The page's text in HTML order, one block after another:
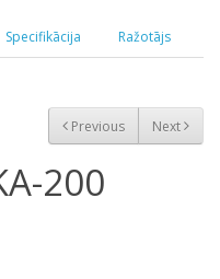
Specifikācija Ražotājs
Previous Next
200